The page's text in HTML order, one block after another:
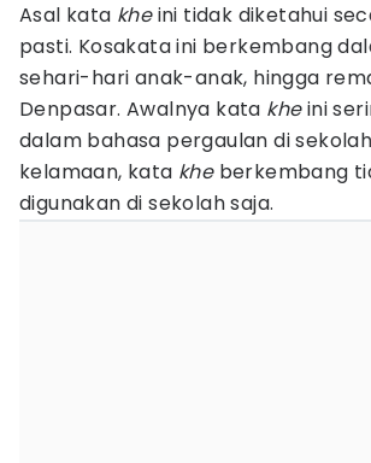
Asal kata kheini tidak diketahui
pasti. Kosakata ini berkembang
sehari-hari anak-anak, hingga
Denpasar. Awalnya kata kheini
dalam bahasa pergaulan di
kelamaan, kata kheberkembang
digunakan di sekolah saja.